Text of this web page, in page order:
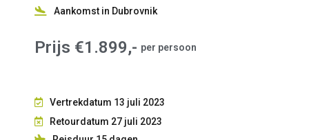
Aankomst in Dubrovnik
Prijs €1.899,- per persoon
Vertrekdatum 13 juli 2023
Retourdatum 27 juli 2023